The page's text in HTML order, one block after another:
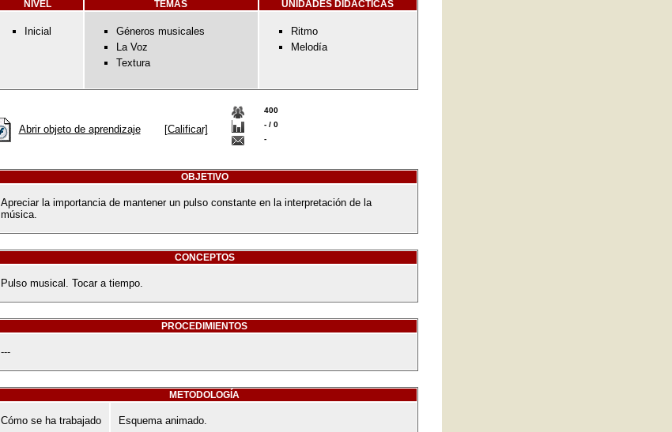
NIVEL TEMAS UNIDADES DIDÁCTICAS
Inicial
Géneros musicales
La Voz
Textura
Ritmo
Melodía
Abrir objeto de aprendizaje [Calificar]
400
- / 0
-
OBJETIVO
Apreciar la importancia de mantener un pulso constante en la interpretación de la
música.
CONCEPTOS
Pulso musical. Tocar a tiempo.
PROCEDIMIENTOS
---
METODOLOGÍA
Cómo se ha trabajado Esquema animado.